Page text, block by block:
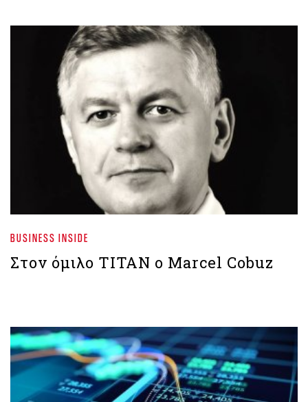
BUSINESS INSIDE
Στον όμιλο ΤΙΤΑΝ ο Marcel Cobuz